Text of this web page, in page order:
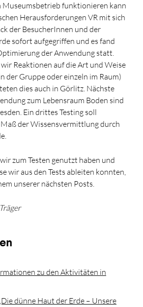
Museumsbetrieb funktionieren kann
Herausforderungen VR mit sich
der BesucherInnen und der
sofort aufgegriffen und es fand
der Anwendung statt.
Reaktionen auf die Art und Weise
der Gruppe oder einzeln im Raum)
dies auch in Görlitz. Nächste
zum Lebensraum Boden sind
Ein drittes Testing soll
der Wissensvermittlung durch
zum Testen genutzt haben und
wir aus den Tests ableiten konnten,
unserer nächsten Posts.
zu den Aktivitäten in
dünne Haut der Erde – Unsere